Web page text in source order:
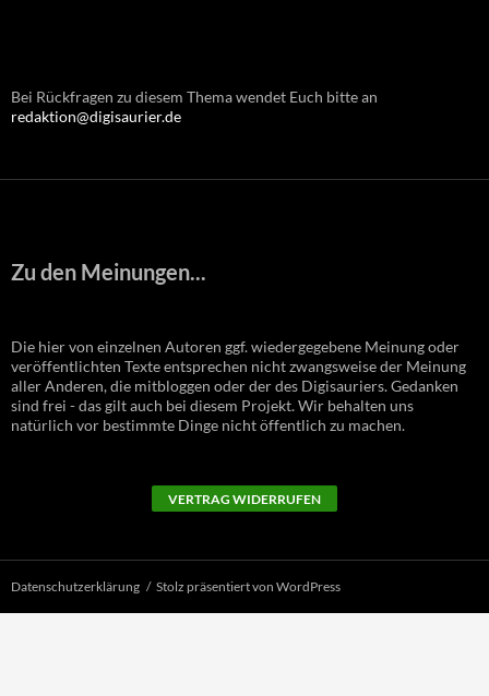
Bei Rückfragen zu diesem Thema wendet Euch bitte an
redaktion@digisaurier.de
Zu den Meinungen...
Die hier von einzelnen Autoren ggf. wiedergegebene Meinung oder
veröffentlichten Texte entsprechen nicht zwangsweise der Meinung
aller Anderen, die mitbloggen oder der des Digisauriers. Gedanken
sind frei - das gilt auch bei diesem Projekt. Wir behalten uns
natürlich vor bestimmte Dinge nicht öffentlich zu machen.
VERTRAG WIDERRUFEN
Datenschutzerklärung Stolz präsentiert von WordPress